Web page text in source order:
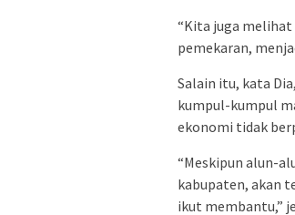
“Kita juga
pemekaran,
Salain itu, kata
kumpul-kumpul
ekonomi tidak
“Meskipun alun-
kabupaten, akan
ikut membantu,”